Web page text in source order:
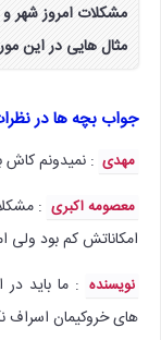
مشکلات امروز شهر
مثال هایی در این
جواب بچه ها در
مهدی : نمیدونم
معصومه اکبری :
امکاناتش کم بود ولی
نویسنده : ما باید
های خروکیمان اسراف